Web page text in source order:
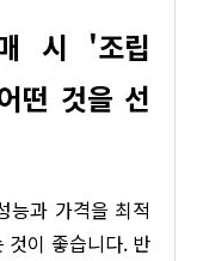
시 '조립
떤 것을 선
능과 가격을 최적
것이 좋습니다. 반